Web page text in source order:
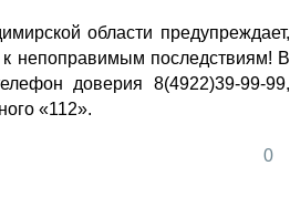
области предупреждает,
непоправимым последствиям! В
доверия 8(4922)39-99-99,
«112».
0